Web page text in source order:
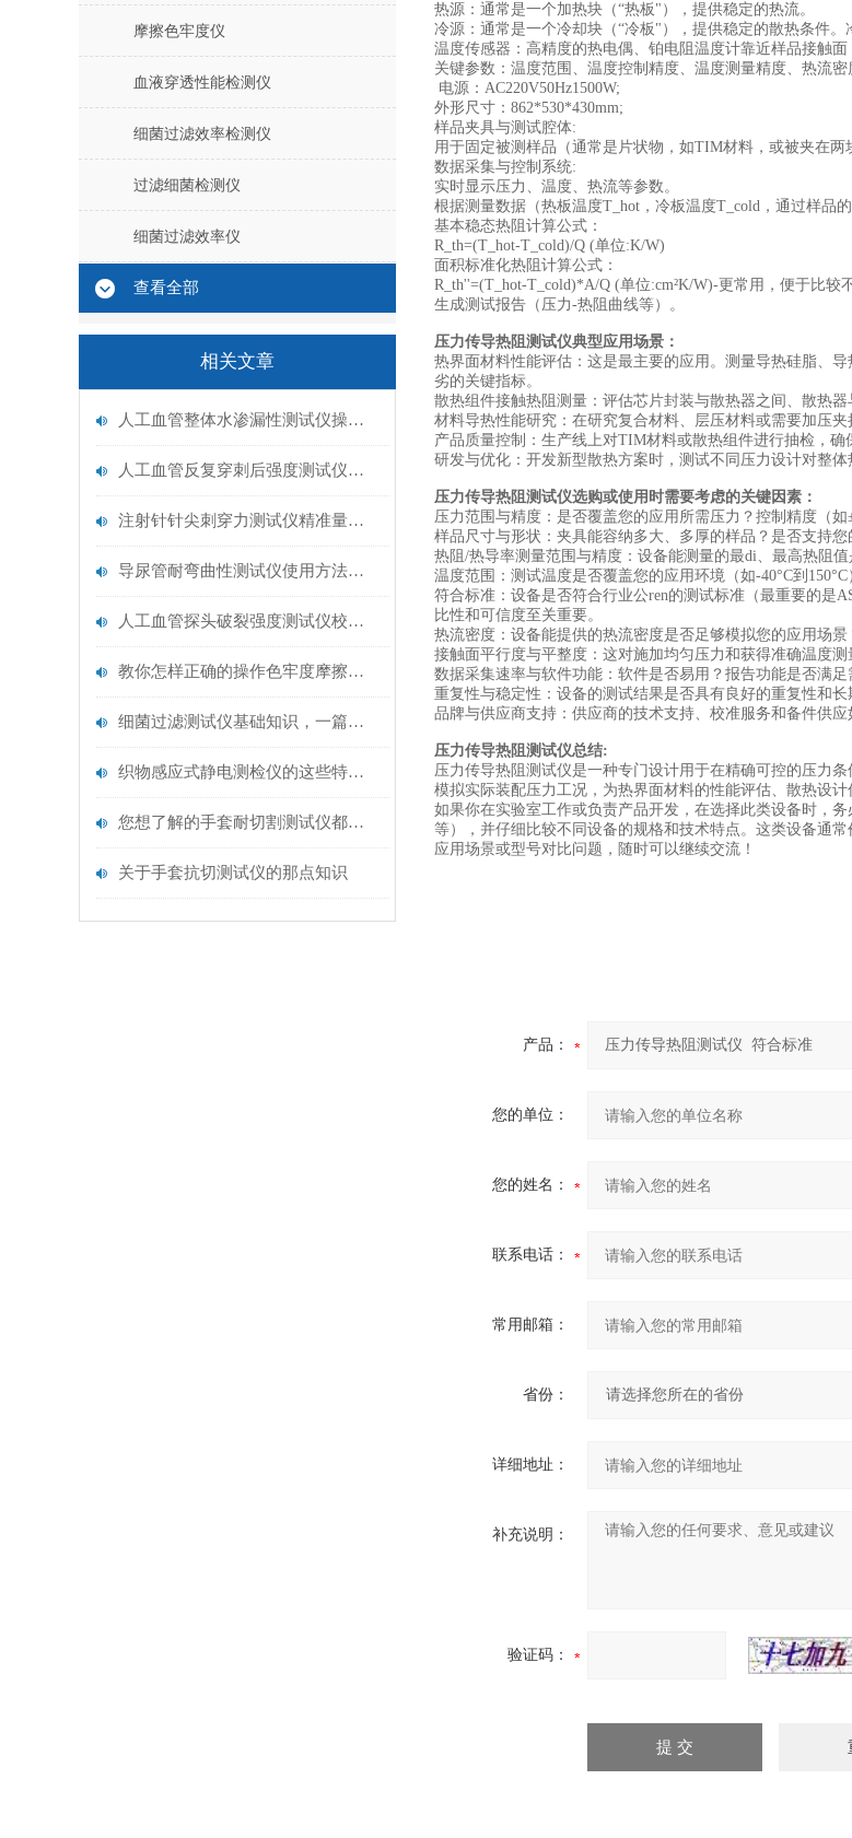
摩擦色牢度仪
血液穿透性能检测仪
细菌过滤效率检测仪
过滤细菌检测仪
细菌过滤效率仪
查看全部
相关文章
人工血管整体水渗漏性测试仪操作中最容易出错的步骤
人工血管反复穿刺后强度测试仪是什么？透析患者的“生命管“质量靠它把关！
注射针针尖刺穿力测试仪精准量化针尖锋利度，构筑临床安全防线
导尿管耐弯曲性测试仪使用方法与操作规范
人工血管探头破裂强度测试仪校准规范：精准赋能医疗安全的技术基准
教你怎样正确的操作色牢度摩擦测试机
细菌过滤测试仪基础知识，一篇搞定
织物感应式静电测检仪的这些特点很少有人都知道
您想了解的手套耐切割测试仪都在这里了
关于手套抗切测试仪的那点知识
‌热源：‌通常是一个加热块（“热板"），提供稳定的热流。
冷源：‌通常是一个冷却块（“冷板"），提供稳定的散热条件。
温度传感器：‌高精度的热电偶、铂电阻温度计靠近样品接触面
关键参数：‌温度范围、温度控制精度、温度测量精度、热流密
电源：AC220V50Hz1500W;
外形尺寸：862*530*430mm;
‌样品夹具与测试腔体:‌
用于固定被测样品（通常是片状物，如TIM材料，或被夹在两
‌数据采集与控制系统:‌
实时显示压力、温度、热流等参数。
根据测量数据（热板温度T_hot，冷板温度T_cold，通过样品
‌基本稳态热阻计算公式：‌
R_th=(T_hot-T_cold)/Q (单位:K/W)
‌面积标准化热阻计算公式：‌
R_th''=(T_hot-T_cold)*A/Q (单位:cm²K/W)-更常用，便于比较
生成测试报告（压力-热阻曲线等）。
‌压力传导热阻测试仪典型应用场景：
热界面材料性能评估：‌这是最主要的应用。测量导热硅脂、
劣的关键指标。
散热组件接触热阻测量：‌评估芯片封装与散热器之间、散热器
材料导热性能研究：‌在研究复合材料、层压材料或需要加压
产品质量控制：‌生产线上对TIM材料或散热组件进行抽检，确
研发与优化：‌开发新型散热方案时，测试不同压力设计对整体
‌压力传导热阻测试仪选购或使用时需要考虑的关键因素：
压力范围与精度：‌是否覆盖您的应用所需压力？控制精度（如
样品尺寸与形状：‌夹具能容纳多大、多厚的样品？是否支持您
热阻/热导率测量范围与精度：‌设备能测量的最di、最高热阻
温度范围：‌测试温度是否覆盖您的应用环境（如-40°C到150°C
符合标准：‌设备是否符合行业公ren的测试标准（最重要的是‌
比性和可信度至关重要。
热流密度：‌设备能提供的热流密度是否足够模拟您的应用场景
接触面平行度与平整度：‌这对施加均匀压力和获得准确温度测
数据采集速率与软件功能：‌软件是否易用？报告功能是否满
重复性与稳定性：‌设备的测试结果是否具有良好的重复性和长
品牌与供应商支持：‌供应商的技术支持、校准服务和备件供应
‌压力传导热阻测试仪总结:‌
压力传导热阻测试仪是一种‌专门设计用于在精确可控的压力
模拟实际装配压力工况，为热界面材料的性能评估、散热设
如果你在实验室工作或负责产品开发，在选择此类设备时，
等），并仔细比较不同设备的规格和技术特点。这类设备通
应用场景或型号对比问题，随时可以继续交流！
产品：
您的单位：
您的姓名：
联系电话：
常用邮箱：
省份：
详细地址：
补充说明：
验证码：